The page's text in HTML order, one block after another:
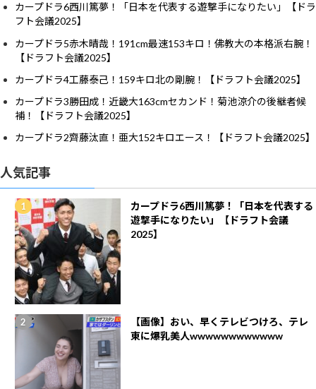
カープドラ6西川篤夢！「日本を代表する遊撃手になりたい」【ドラ
フト会議2025】
カープドラ5赤木晴哉！191cm最速153キロ！佛教大の本格派右腕！
【ドラフト会議2025】
カープドラ4工藤泰己！159キロ北の剛腕！【ドラフト会議2025】
カープドラ3勝田成！近畿大163cmセカンド！菊池涼介の後継者候
補！【ドラフト会議2025】
カープドラ2齊藤汰直！亜大152キロエース！【ドラフト会議2025】
人気記事
カープドラ6西川篤夢！「日本を代表する
遊撃手になりたい」【ドラフト会議
2025】
【画像】おい、早くテレビつけろ、テレ
東に爆乳美人wwwwwwwwwwww